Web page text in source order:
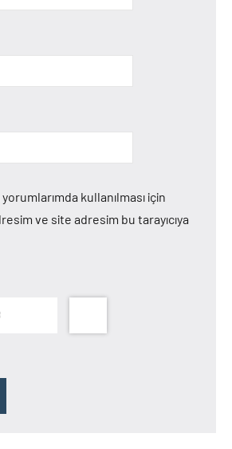
kullanılması için
ve site adresim bu tarayıcıya